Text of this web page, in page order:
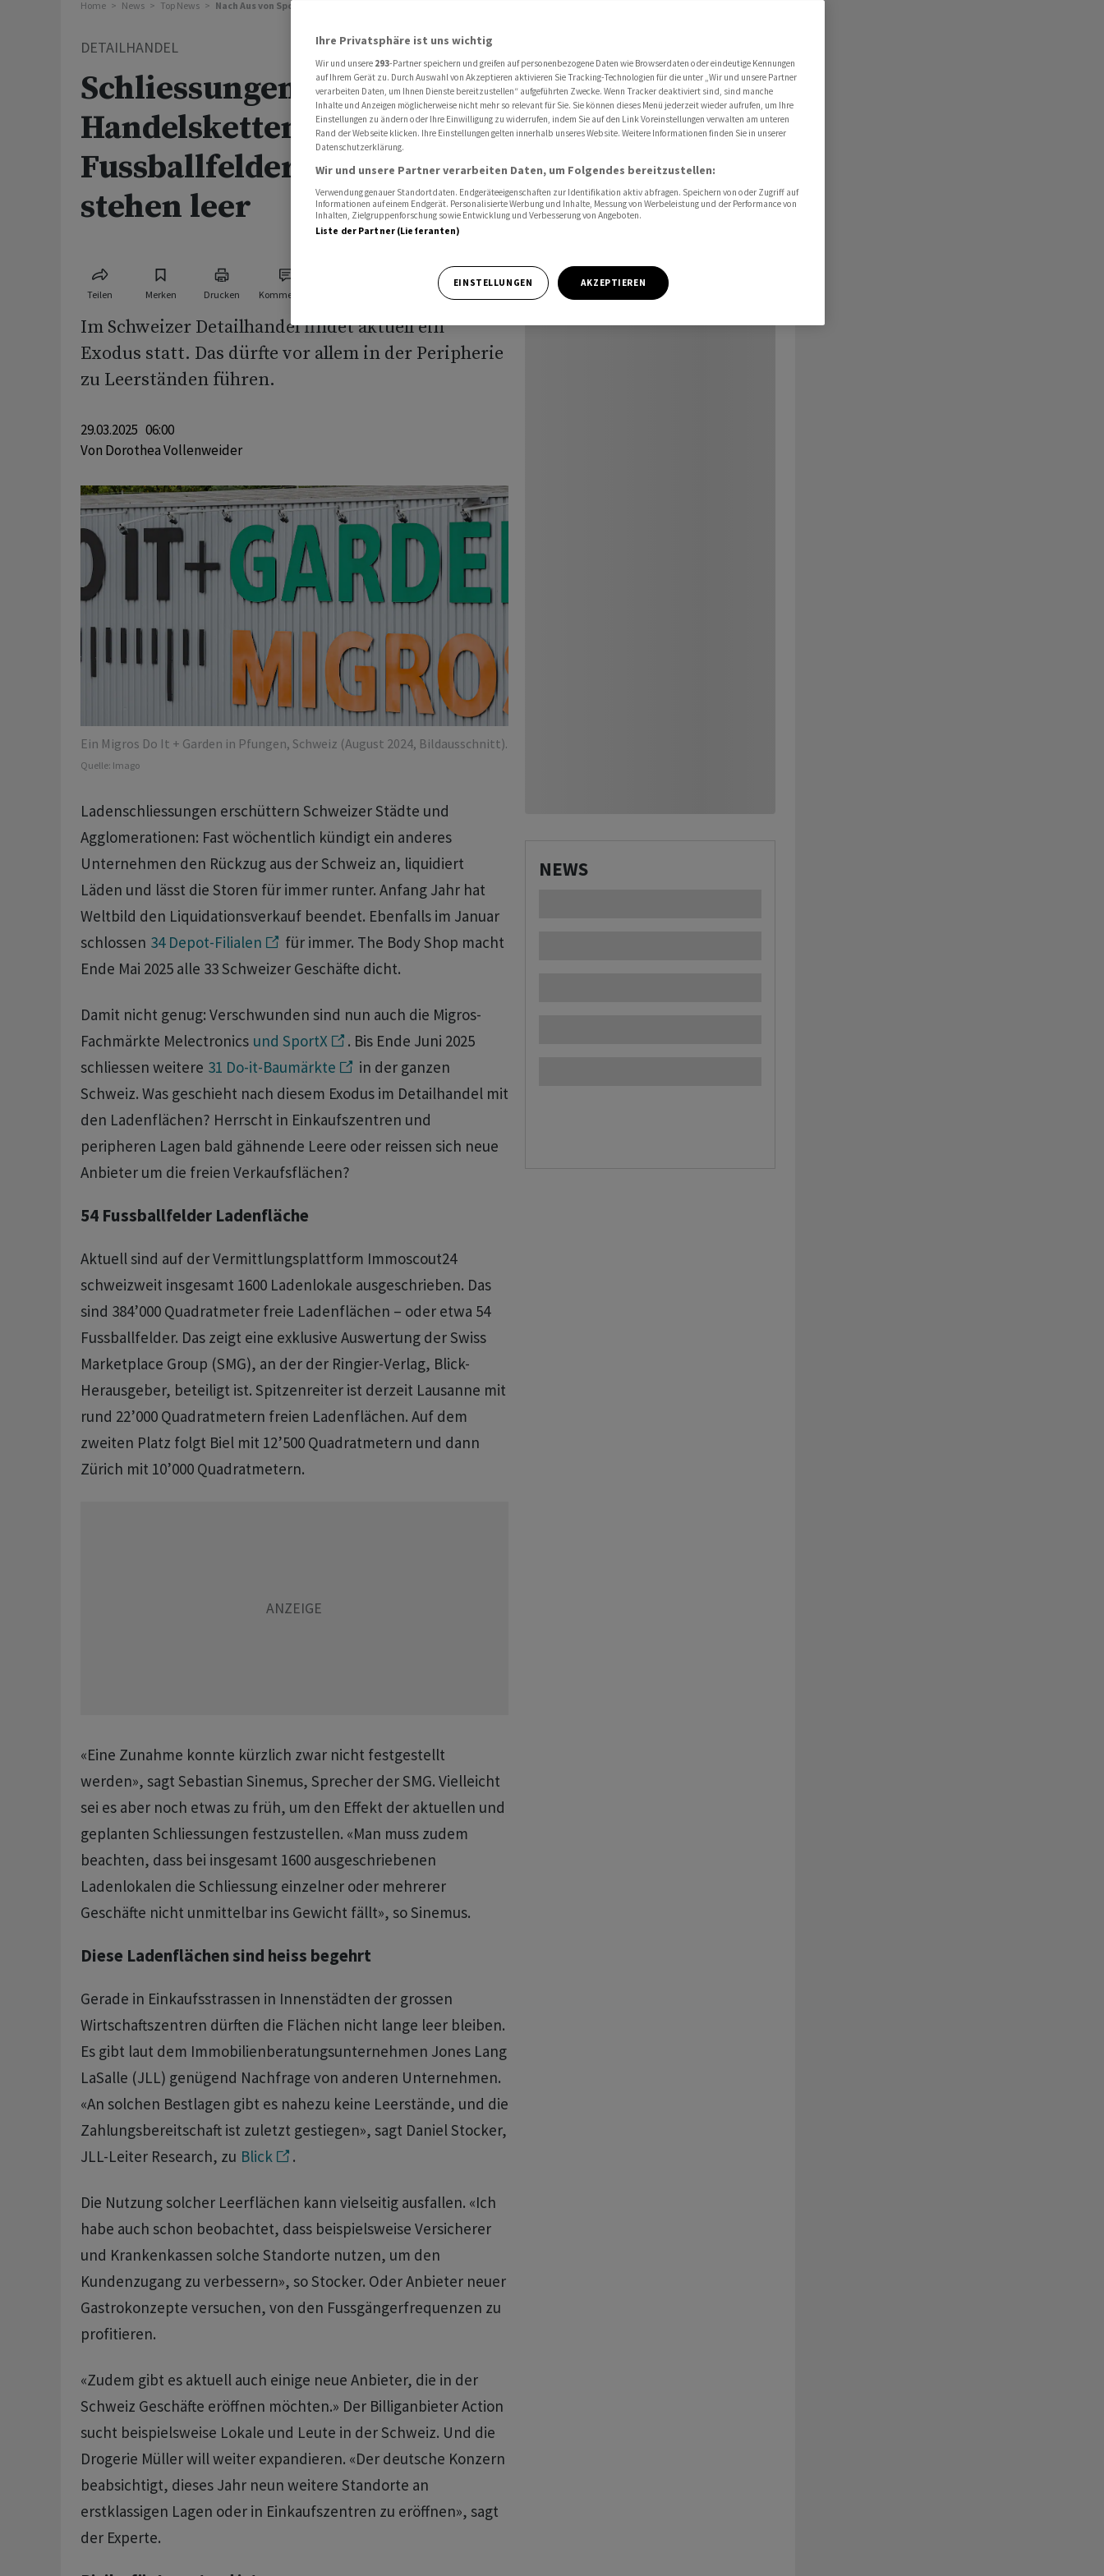
Home News Top News Nach Aus von SportX und Do-it: Was passiert mit den Ladenflächen?
DETAILHANDEL
Schliessungen von
Handelsketten: 54
Fussballfelder Ladenfläche
stehen leer
Teilen Merken Drucken Kommentare
Im Schweizer Detailhandel findet aktuell ein
Exodus statt. Das dürfte vor allem in der Peripherie
zu Leerständen führen.
29.03.2025 06:00
Von Dorothea Vollenweider
Ein Migros Do It + Garden in Pfungen, Schweiz (August 2024, Bildausschnitt).
Quelle: Imago
Ladenschliessungen erschüttern Schweizer Städte und
Agglomerationen: Fast wöchentlich kündigt ein anderes
Unternehmen den Rückzug aus der Schweiz an, liquidiert
Läden und lässt die Storen für immer runter. Anfang Jahr hat
Weltbild den Liquidationsverkauf beendet. Ebenfalls im Januar
schlossen 34 Depot-Filialen
für immer. The Body Shop macht
Ende Mai 2025 alle 33 Schweizer Geschäfte dicht.
Damit nicht genug: Verschwunden sind nun auch die Migros-
Fachmärkte Melectronics und SportX
. Bis Ende Juni 2025
schliessen weitere 31 Do-it-Baumärkte
in der ganzen
Schweiz. Was geschieht nach diesem Exodus im Detailhandel mit
den Ladenflächen? Herrscht in Einkaufszentren und
peripheren Lagen bald gähnende Leere oder reissen sich neue
Anbieter um die freien Verkaufsflächen?
54 Fussballfelder Ladenfläche
Aktuell sind auf der Vermittlungsplattform Immoscout24
schweizweit insgesamt 1600 Ladenlokale ausgeschrieben. Das
sind 384’000 Quadratmeter freie Ladenflächen – oder etwa 54
Fussballfelder. Das zeigt eine exklusive Auswertung der Swiss
Marketplace Group (SMG), an der der Ringier-Verlag, Blick-
Herausgeber, beteiligt ist. Spitzenreiter ist derzeit Lausanne mit
rund 22’000 Quadratmetern freien Ladenflächen. Auf dem
zweiten Platz folgt Biel mit 12’500 Quadratmetern und dann
Zürich mit 10’000 Quadratmetern.
«Eine Zunahme konnte kürzlich zwar nicht festgestellt
werden», sagt Sebastian Sinemus, Sprecher der SMG. Vielleicht
sei es aber noch etwas zu früh, um den Effekt der aktuellen und
geplanten Schliessungen festzustellen. «Man muss zudem
beachten, dass bei insgesamt 1600 ausgeschriebenen
Ladenlokalen die Schliessung einzelner oder mehrerer
Geschäfte nicht unmittelbar ins Gewicht fällt», so Sinemus.
Diese Ladenflächen sind heiss begehrt
Gerade in Einkaufsstrassen in Innenstädten der grossen
Wirtschaftszentren dürften die Flächen nicht lange leer bleiben.
Es gibt laut dem Immobilienberatungsunternehmen Jones Lang
LaSalle (JLL) genügend Nachfrage von anderen Unternehmen.
«An solchen Bestlagen gibt es nahezu keine Leerstände, und die
Zahlungsbereitschaft ist zuletzt gestiegen», sagt Daniel Stocker,
JLL-Leiter Research, zu Blick .
Die Nutzung solcher Leerflächen kann vielseitig ausfallen. «Ich
habe auch schon beobachtet, dass beispielsweise Versicherer
und Krankenkassen solche Standorte nutzen, um den
Kundenzugang zu verbessern», so Stocker. Oder Anbieter neuer
Gastrokonzepte versuchen, von den Fussgängerfrequenzen zu
profitieren.
«Zudem gibt es aktuell auch einige neue Anbieter, die in der
Schweiz Geschäfte eröffnen möchten.» Der Billiganbieter Action
sucht beispielsweise Lokale und Leute in der Schweiz. Und die
Drogerie Müller will weiter expandieren. «Der deutsche Konzern
beabsichtigt, dieses Jahr neun weitere Standorte an
erstklassigen Lagen oder in Einkaufszentren zu eröffnen», sagt
der Experte.
NEWS
Ihre Privatsphäre ist uns wichtig
Wir und unsere 293-Partner speichern und greifen auf personenbezogene Daten wie Browserdaten oder eindeutige Kennungen
auf Ihrem Gerät zu. Durch Auswahl von Akzeptieren aktivieren Sie Tracking-Technologien für die unter „Wir und unsere Partner
verarbeiten Daten, um Ihnen Dienste bereitzustellen“ aufgeführten Zwecke. Wenn Tracker deaktiviert sind, sind manche
Inhalte und Anzeigen möglicherweise nicht mehr so relevant für Sie. Sie können dieses Menü jederzeit wieder aufrufen, um Ihre
Einstellungen zu ändern oder Ihre Einwilligung zu widerrufen, indem Sie auf den Link Voreinstellungen verwalten am unteren
Rand der Webseite klicken. Ihre Einstellungen gelten innerhalb unseres Website. Weitere Informationen finden Sie in unserer
Datenschutzerklärung.
Wir und unsere Partner verarbeiten Daten, um Folgendes bereitzustellen:
Verwendung genauer Standortdaten. Endgeräteeigenschaften zur Identifikation aktiv abfragen. Speichern von oder Zugriff auf
Informationen auf einem Endgerät. Personalisierte Werbung und Inhalte, Messung von Werbeleistung und der Performance von
Inhalten, Zielgruppenforschung sowie Entwicklung und Verbesserung von Angeboten.
Liste der Partner (Lieferanten)
EINSTELLUNGEN AKZEPTIEREN